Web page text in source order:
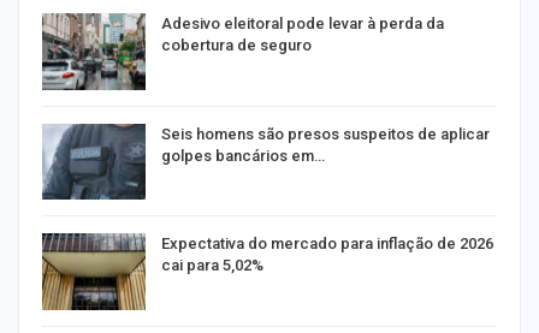
Adesivo eleitoral pode levar à perda da
cobertura de seguro
Seis homens são presos suspeitos de aplicar
golpes bancários em…
Expectativa do mercado para inflação de 2026
cai para 5,02%